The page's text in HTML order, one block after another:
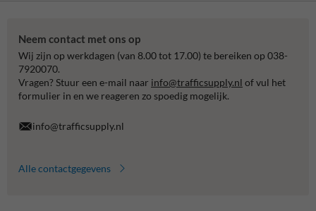
Neem contact met ons op
Wij zijn op werkdagen (van 8.00 tot 17.00) te bereiken op 038-
7920070.
Vragen? Stuur een e-mail naar info@trafficsupply.nl of vul het
formulier in en we reageren zo spoedig mogelijk.
info@trafficsupply.nl
Alle contactgegevens